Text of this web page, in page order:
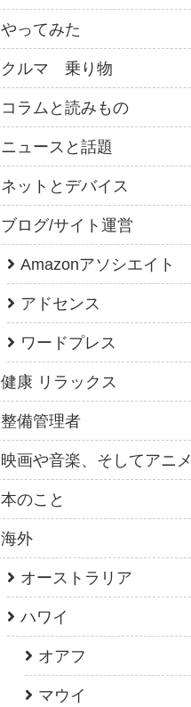
やってみた
クルマ 乗り物
コラムと読みもの
ニュースと話題
ネットとデバイス
ブログ/サイト運営
Amazonアソシエイト
アドセンス
ワードプレス
健康 リラックス
整備管理者
映画や音楽、そしてアニメ
本のこと
海外
オーストラリア
ハワイ
オアフ
マウイ